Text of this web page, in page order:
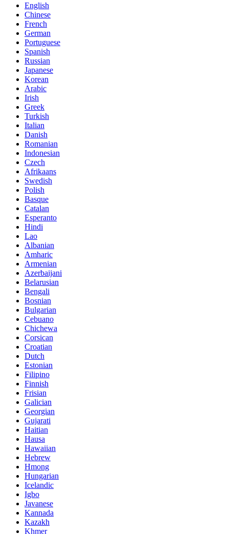
English
Chinese
French
German
Portuguese
Spanish
Russian
Japanese
Korean
Arabic
Irish
Greek
Turkish
Italian
Danish
Romanian
Indonesian
Czech
Afrikaans
Swedish
Polish
Basque
Catalan
Esperanto
Hindi
Lao
Albanian
Amharic
Armenian
Azerbaijani
Belarusian
Bengali
Bosnian
Bulgarian
Cebuano
Chichewa
Corsican
Croatian
Dutch
Estonian
Filipino
Finnish
Frisian
Galician
Georgian
Gujarati
Haitian
Hausa
Hawaiian
Hebrew
Hmong
Hungarian
Icelandic
Igbo
Javanese
Kannada
Kazakh
Khmer